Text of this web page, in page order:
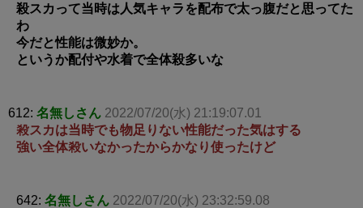
殺スカって当時は人気キャラを配布で太っ腹だと思ってた
わ
今だと性能は微妙か。
というか配付や水着で全体殺多いな
612: 名無しさん 2022/07/20(水) 21:19:07.01
殺スカは当時でも物足りない性能だった気はする
強い全体殺いなかったからかなり使ったけど
642: 名無しさん 2022/07/20(水) 23:32:59.08